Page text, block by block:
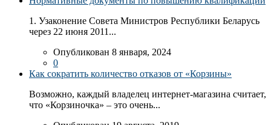
1. Узаконение Совета Министров Республики Беларусь
через 22 июня 2011...
Опубликован 8 января, 2024
0
Как сократить количество отказов от «Корзины»
Возможно, каждый владелец интернет-магазина считает,
что «Корзиночка» – это очень...